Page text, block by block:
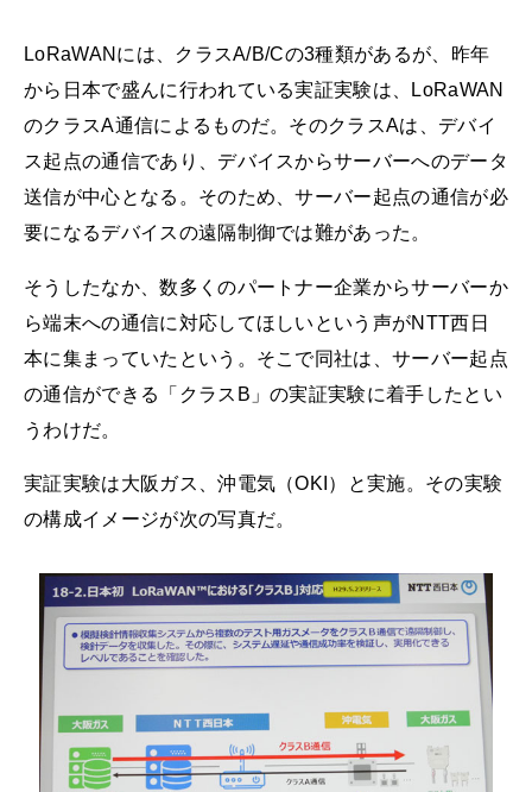
LoRaWANには、クラスA/B/Cの3種類があるが、昨年
から日本で盛んに行われている実証実験は、LoRaWAN
のクラスA通信によるものだ。そのクラスAは、デバイ
ス起点の通信であり、デバイスからサーバーへのデータ
送信が中心となる。そのため、サーバー起点の通信が必
要になるデバイスの遠隔制御では難があった。
そうしたなか、数多くのパートナー企業からサーバーか
ら端末への通信に対応してほしいという声がNTT西日
本に集まっていたという。そこで同社は、サーバー起点
の通信ができる「クラスB」の実証実験に着手したとい
うわけだ。
実証実験は大阪ガス、沖電気（OKI）と実施。その実験
の構成イメージが次の写真だ。